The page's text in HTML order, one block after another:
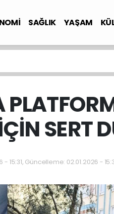
SAĞLIK YAŞAM
SERT
- 15:31, Güncelleme: 02.01.2026 -